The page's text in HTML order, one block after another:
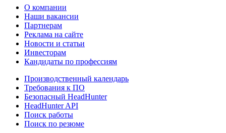
О компании
Наши вакансии
Партнерам
Реклама на сайте
Новости и статьи
Инвесторам
Кандидаты по профессиям
Производственный календарь
Требования к ПО
Безопасный HeadHunter
HeadHunter API
Поиск работы
Поиск по резюме